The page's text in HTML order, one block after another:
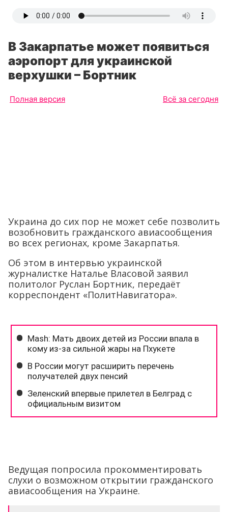
В Закарпатье может появиться
аэропорт для украинской
верхушки – Бортник
Полная версия Всё за сегодня
Украина до сих пор не может себе позволить
возобновить гражданского авиасообщения
во всех регионах, кроме Закарпатья.
Об этом в интервью украинской
журналистке Наталье Власовой заявил
политолог Руслан Бортник, передаёт
корреспондент «ПолитНавигатора».
Ведущая попросила прокомментировать
слухи о возможном открытии гражданского
авиасообщения на Украине.